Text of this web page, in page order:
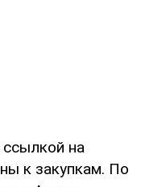
ссылкой на
к закупкам. По